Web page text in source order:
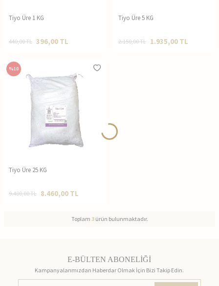
Tiyo Üre 1 KG
440,00TL 396,00 TL
Tiyo Üre 5 KG
2.150,00TL 1.935,00 TL
%10
Tiyo Üre 25 KG
9.400,00TL 8.460,00 TL
Toplam 3ürün bulunmaktadır.
E-BÜLTEN ABONELİĞİ
Kampanyalarımızdan Haberdar Olmak İçin Bizi Takip Edin.